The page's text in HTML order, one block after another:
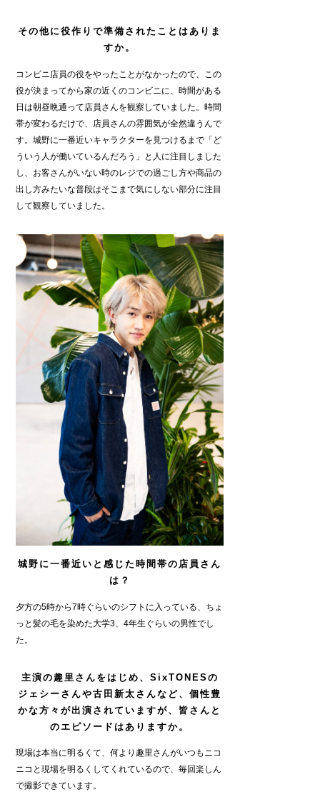
その他に役作りで準備されたことはありま
すか。
コンビニ店員の役をやったことがなかったので、この
役が決まってから家の近くのコンビニに、時間がある
日は朝昼晩通って店員さんを観察していました。時間
帯が変わるだけで、店員さんの雰囲気が全然違うんで
す。城野に一番近いキャラクターを見つけるまで「ど
ういう人が働いているんだろう」と人に注目しました
し、お客さんがいない時のレジでの過ごし方や商品の
出し方みたいな普段はそこまで気にしない部分に注目
して観察していました。
城野に一番近いと感じた時間帯の店員さん
は？
夕方の5時から7時ぐらいのシフトに入っている、ちょ
っと髪の毛を染めた大学3、4年生ぐらいの男性でし
た。
主演の趣里さんをはじめ、SixTONESの
ジェシーさんや古田新太さんなど、個性豊
かな方々が出演されていますが、皆さんと
のエピソードはありますか。
現場は本当に明るくて、何より趣里さんがいつもニコ
ニコと現場を明るくしてくれているので、毎回楽しん
で撮影できています。